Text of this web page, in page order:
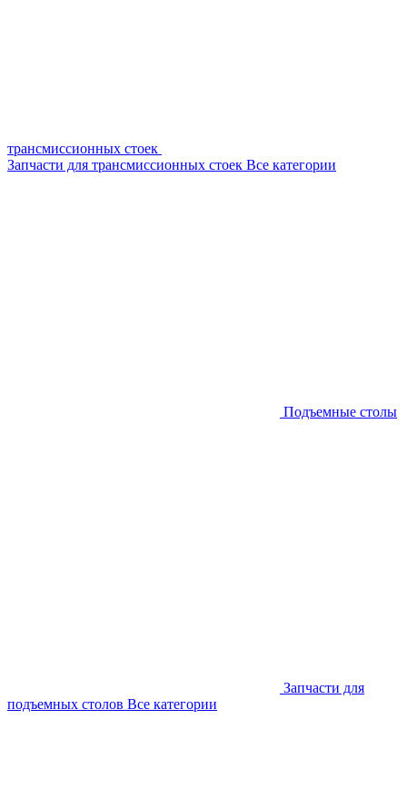
трансмиссионных стоек
Запчасти для трансмиссионных стоек Все категории
Подъемные столы
Запчасти для
подъемных столов Все категории